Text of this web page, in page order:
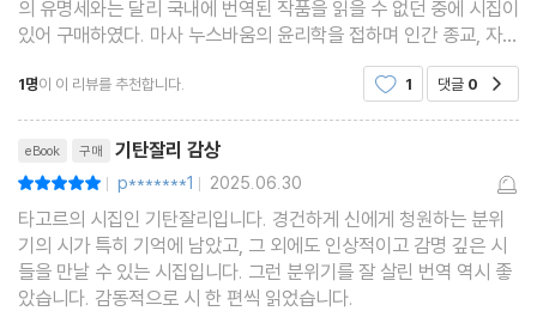
의 유명세와는 달리 국내에 번역된 작품을 읽을 수 없던 중에 시집이
있어 구매하였다. 마사 누스바움의 윤리학을 접하며 인간 종교, 자유
시민 사회에 대한 내용을 통해 콩트, 밀, 타고르를 순서대로 이해하
고자 시도했다. 영국 시인 윌리엄 버틀러 예이
1명이 이 리뷰를 추천합니다. 1 댓글 0
eBook 구매 기탄잘리 감상
| p*******1 | 2025.06.30
타고르의 시집인 기탄잘리입니다. 경건하게 신에게 청원하는 분위
기의 시가 특히 기억에 남았고, 그 외에도 인상적이고 감명 깊은 시
들을 만날 수 있는 시집입니다. 그런 분위기를 잘 살린 번역 역시 좋
았습니다. 감동적으로 시 한 편씩 읽었습니다.